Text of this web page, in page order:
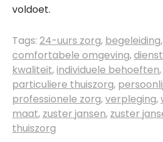
voldoet.
Tags: 24-uurs zorg, begeleiding,
comfortabele omgeving,
kwaliteit,individuele behoeften,
particuliere thuiszorg,
professionele zorg,verpleging,
maat, zuster jansen, zuster
thuiszorg